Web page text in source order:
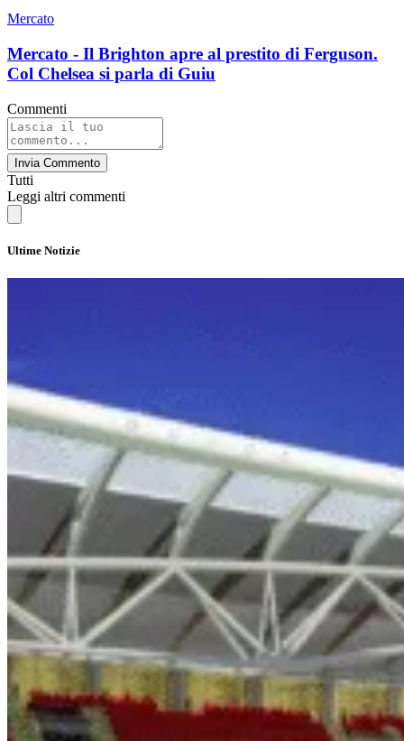
Mercato
Mercato - Il Brighton apre al prestito di Ferguson.
Col Chelsea si parla di Guiu
Commenti
Invia Commento
Tutti
Leggi altri commenti
Ultime Notizie